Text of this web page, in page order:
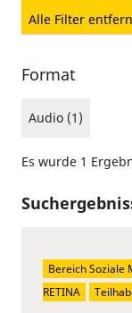
Alle Filter
Format
Audio (1)
Es wurde 1
Bereich Soziale
RETINA